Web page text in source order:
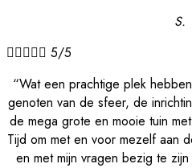
S.
 5/5
“Wat een prachtige plek
genoten van de sfeer, de
de mega grote en mooie tuin
Tijd om met en voor mezelf aan
en met mijn vragen bezig te